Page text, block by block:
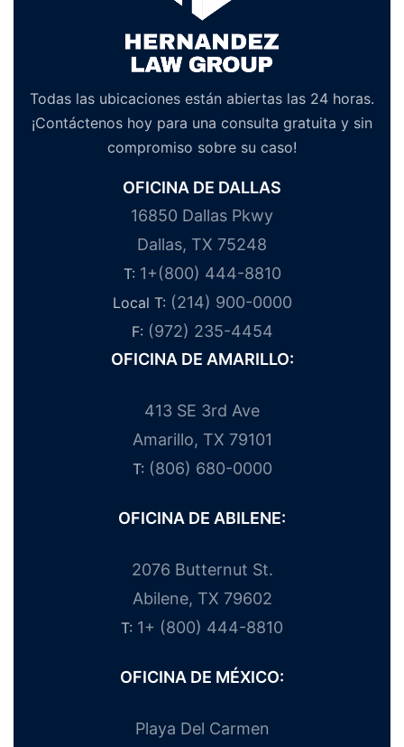
Todas las ubicaciones están abiertas las 24 horas.
¡Contáctenos hoy para una consulta gratuita y sin
compromiso sobre su caso!
OFICINA DE DALLAS
16850 Dallas Pkwy
Dallas, TX 75248
T: 1+(800) 444-8810
Local T: (214) 900-0000
F: (972) 235-4454
OFICINA DE AMARILLO:
413 SE 3rd Ave
Amarillo, TX 79101
T: (806) 680-0000
OFICINA DE ABILENE:
2076 Butternut St.
Abilene, TX 79602
T: 1+ (800) 444-8810
OFICINA DE MÉXICO:
Playa Del Carmen